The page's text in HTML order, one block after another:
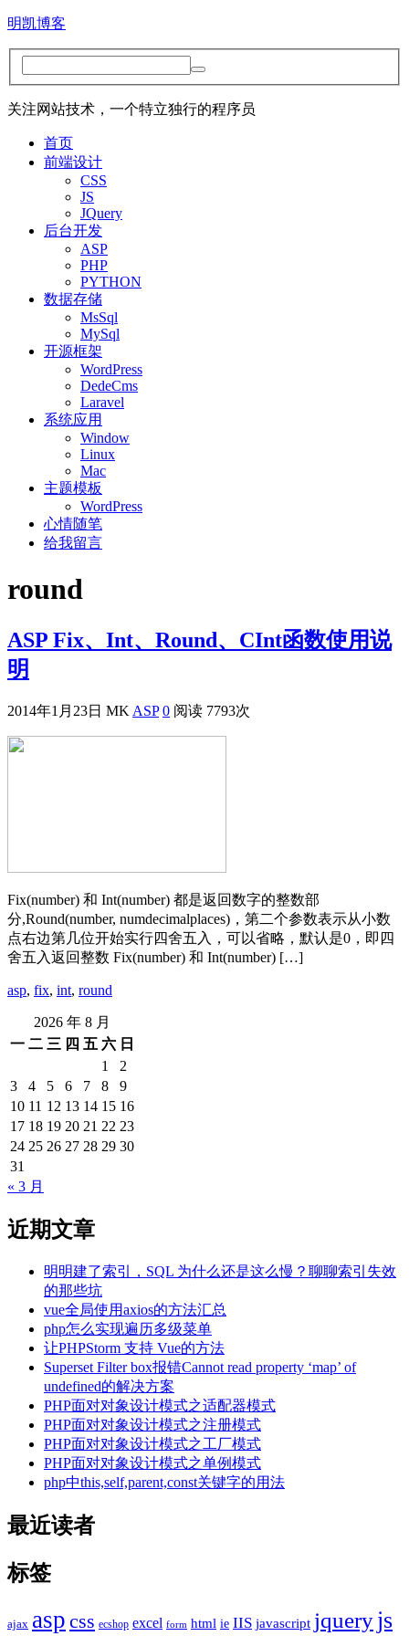
明凯博客
关注网站技术，一个特立独行的程序员
首页
前端设计
CSS
JS
JQuery
后台开发
ASP
PHP
PYTHON
数据存储
MsSql
MySql
开源框架
WordPress
DedeCms
Laravel
系统应用
Window
Linux
Mac
主题模板
WordPress
心情随笔
给我留言
round
ASP Fix、Int、Round、CInt函数使用说
明
2014年1月23日 MK ASP 0 阅读 7793次
Fix(number) 和 Int(number) 都是返回数字的整数部
分,Round(number, numdecimalplaces)，第二个参数表示从小数
点右边第几位开始实行四舍五入，可以省略，默认是0，即四
舍五入返回整数 Fix(number) 和 Int(number) […]
asp, fix, int, round
2026 年 8 月
一 二 三 四 五 六 日
1
2
3
4 5 6 7 8
9
10 11 12 13 14 15 16
17 18 19 20 21 22 23
24 25 26 27 28 29 30
31
« 3 月
近期文章
明明建了索引，SQL 为什么还是这么慢？聊聊索引失效
的那些坑
vue全局使用axios的方法汇总
php怎么实现遍历多级菜单
让PHPStorm 支持 Vue的方法
Superset Filter box报错Cannot read property ‘map’ of
undefined的解决方案
PHP面对对象设计模式之适配器模式
PHP面对对象设计模式之注册模式
PHP面对对象设计模式之工厂模式
PHP面对对象设计模式之单例模式
php中this,self,parent,const关键字的用法
最近读者
标签
ajax asp css ecshop excel form html ie IIS javascript jqueryjs